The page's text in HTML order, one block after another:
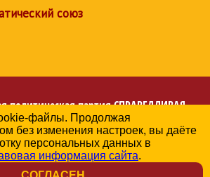
союз
политическая партияСПРАВЕДЛИВАЯ
РОССИЯ
партии в Брянской области
© 2006-2026
обработки персональных данных
файлы. Продолжая
без изменения настроек, вы даёте
персональных данных в
информация сайта.